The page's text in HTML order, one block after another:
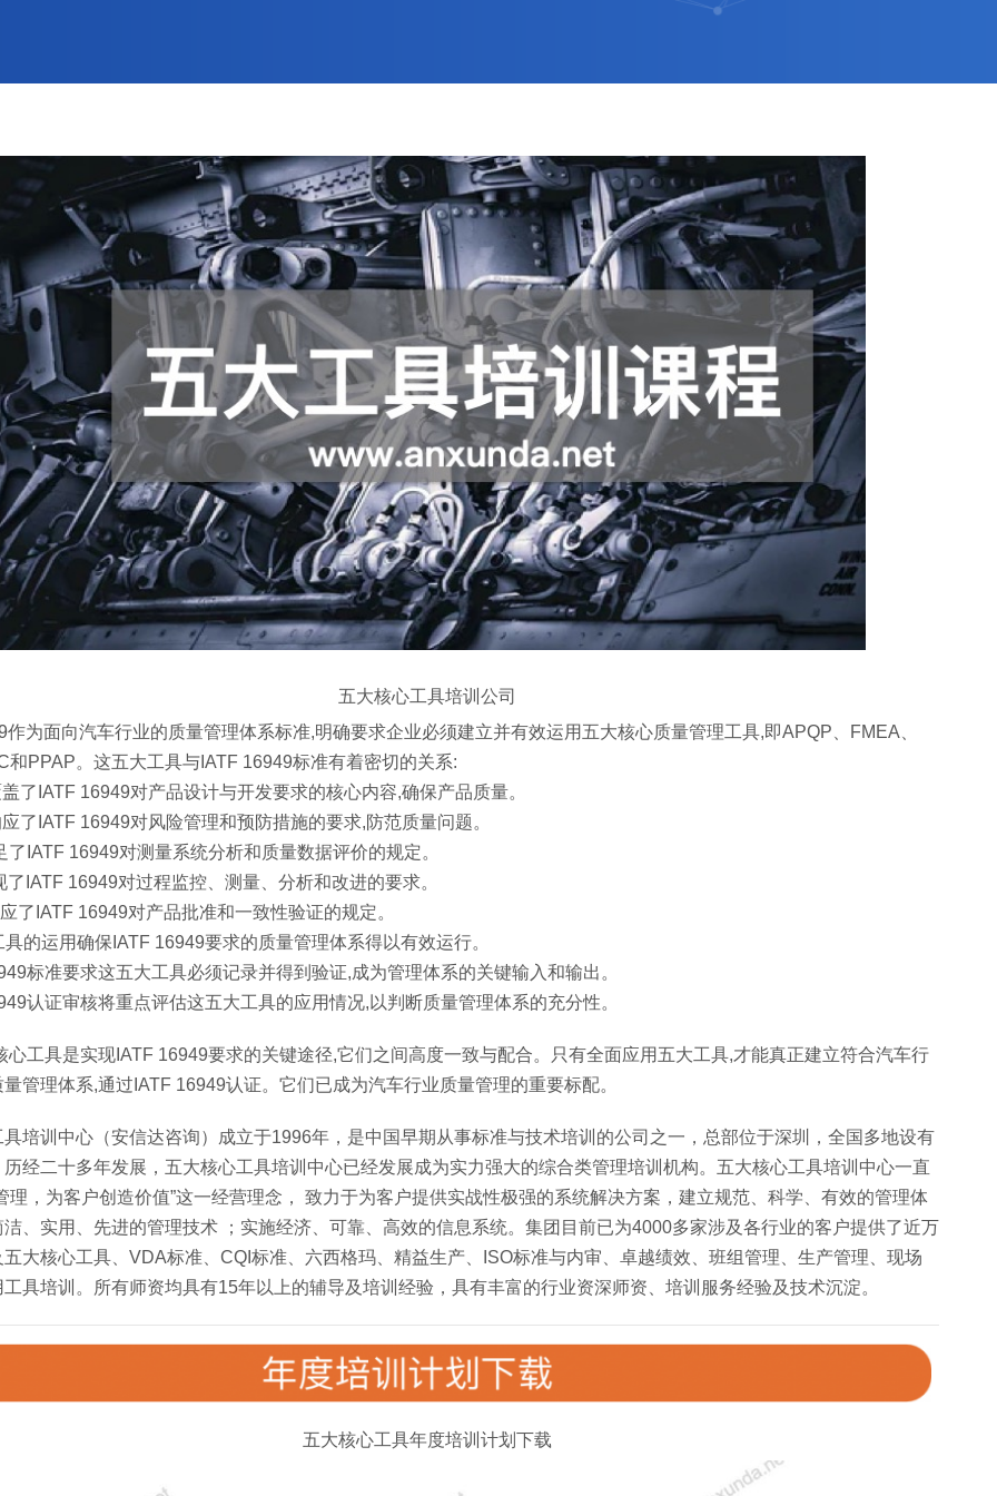
五大核心工具培训公司
作为面向汽车行业的质量管理体系标准,明确要求企业必须建立并有效运用五大核心质量管理工具,即APQP、FMEA、
和PPAP。这五大工具与IATF 16949标准有着密切的关系:
了IATF 16949对产品设计与开发要求的核心内容,确保产品质量。
了IATF 16949对风险管理和预防措施的要求,防范质量问题。
了IATF 16949对测量系统分析和质量数据评价的规定。
了IATF 16949对过程监控、测量、分析和改进的要求。
了IATF 16949对产品批准和一致性验证的规定。
的运用确保IATF 16949要求的质量管理体系得以有效运行。
标准要求这五大工具必须记录并得到验证,成为管理体系的关键输入和输出。
认证审核将重点评估这五大工具的应用情况,以判断质量管理体系的充分性。
心工具是实现IATF 16949要求的关键途径,它们之间高度一致与配合。只有全面应用五大工具,才能真正建立符合汽车行
管理体系,通过IATF 16949认证。它们已成为汽车行业质量管理的重要标配。
培训中心（安信达咨询）成立于1996年，是中国早期从事标准与技术培训的公司之一，总部位于深圳，全国多地设有
经二十多年发展，五大核心工具培训中心已经发展成为实力强大的综合类管理培训机构。五大核心工具培训中心一直
理，为客户创造价值”这一经营理念， 致力于为客户提供实战性极强的系统解决方案，建立规范、科学、有效的管理体
、实用、先进的管理技术 ；实施经济、可靠、高效的信息系统。集团目前已为4000多家涉及各行业的客户提供了近万
大核心工具、VDA标准、CQI标准、六西格玛、精益生产、ISO标准与内审、卓越绩效、班组管理、生产管理、现场
具培训。所有师资均具有15年以上的辅导及培训经验，具有丰富的行业资深师资、培训服务经验及技术沉淀。
五大核心工具年度培训计划下载